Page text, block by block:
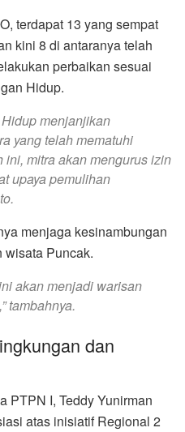
terdapat 13 yang sempat
kini 8 di antaranya telah
perbaikan sesuai
Hidup.
menjanjikan
yang telah mematuhi
ini, mitra akan mengurus izin
upaya pemulihan
menjaga kesinambungan
Puncak.
akan menjadi warisan
tambahnya.
dan
PTPN I, Teddy Yunirman
atas inisiatif Regional 2